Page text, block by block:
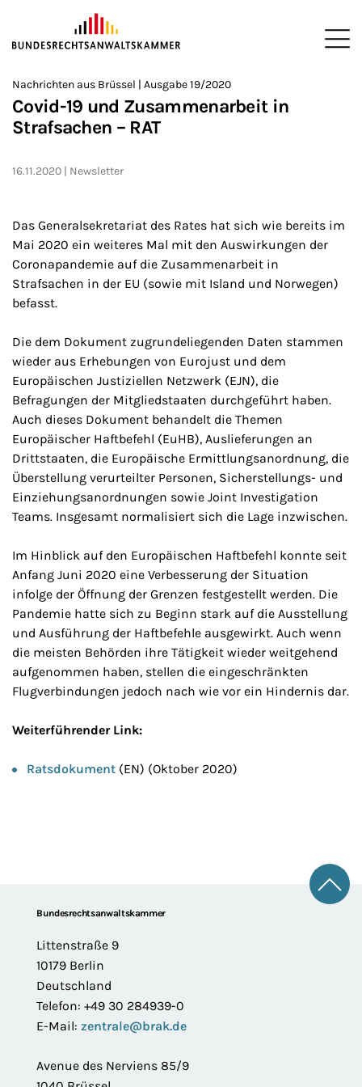
ZUM HAUPTINHALT SPRINGEN
Sie befinden sich hier:
>
Startseite
>
Newsroom
>
Newsletter
>
Nachrichten aus Brüssel
Nachrichten aus Brüssel | Ausgabe 19/2020
Covid-19 und Zusammenarbeit in
Strafsachen – RAT
16.11.2020 Newsletter
Das Generalsekretariat des Rates hat sich wie bereits im
Mai 2020 ein weiteres Mal mit den Auswirkungen der
Coronapandemie auf die Zusammenarbeit in
Strafsachen in der EU (sowie mit Island und Norwegen)
befasst.
Die dem Dokument zugrundeliegenden Daten stammen
wieder aus Erhebungen von Eurojust und dem
Europäischen Justiziellen Netzwerk (EJN), die
Befragungen der Mitgliedstaaten durchgeführt haben.
Auch dieses Dokument behandelt die Themen
Europäischer Haftbefehl (EuHB), Auslieferungen an
Drittstaaten, die Europäische Ermittlungsanordnung, die
Überstellung verurteilter Personen, Sicherstellungs- und
Einziehungsanordnungen sowie Joint Investigation
Teams. Insgesamt normalisiert sich die Lage inzwischen.
Im Hinblick auf den Europäischen Haftbefehl konnte seit
Anfang Juni 2020 eine Verbesserung der Situation
infolge der Öffnung der Grenzen festgestellt werden. Die
Pandemie hatte sich zu Beginn stark auf die Ausstellung
und Ausführung der Haftbefehle ausgewirkt. Auch wenn
die meisten Behörden ihre Tätigkeit wieder weitgehend
aufgenommen haben, stellen die eingeschränkten
Flugverbindungen jedoch nach wie vor ein Hindernis dar.
Weiterführender Link:
Ratsdokument (EN) (Oktober 2020)
FooterBundesrechtsanwaltskammer
Littenstraße 9
10179 Berlin
Deutschland
Telefon: +49 30 284939-0
E-Mail: zentrale@brak.de
Avenue des Nerviens 85/9